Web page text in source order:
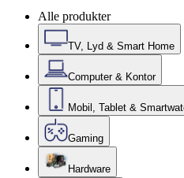
Alle produkter
TV, Lyd & Smart Home
Computer & Kontor
Mobil, Tablet &
Gaming
Hardware